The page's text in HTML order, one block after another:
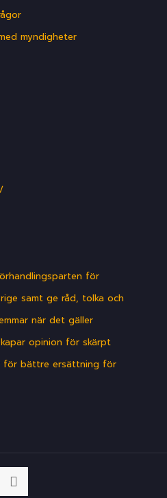
myndigheter
för
samt ge råd, tolka och
när det gäller
opinion för skärpt
för bättre ersättning för